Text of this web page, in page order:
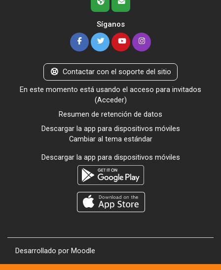
Síganos
Contactar con el soporte del sitio
En este momento está usando el acceso para invitados
(Acceder)
Resumen de retención de datos
Descargar la app para dispositivos móviles
Cambiar al tema estándar
Descargar la app para dispositivos móviles
Desarrollado por Moodle